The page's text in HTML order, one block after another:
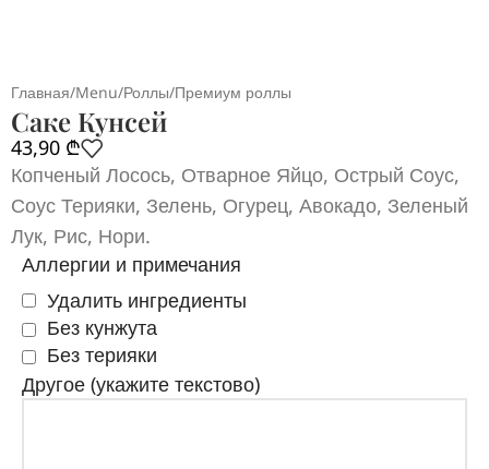
Главная/Menu/Роллы/Премиум роллы
Саке Кунсей
43,90 ₾
Копченый Лосось, Отварное Яйцо, Острый Соус,
Соус Терияки, Зелень, Огурец, Авокадо, Зеленый
Лук, Рис, Нори.
Аллергии и примечания
Удалить ингредиенты
Без кунжута
Без терияки
Другое (укажите текстово)